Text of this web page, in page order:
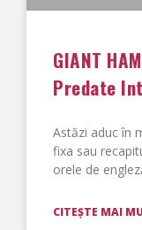
GIANT
Predate
Astăzi aduc în
fixa sau
orele de
CITEȘTE MAI